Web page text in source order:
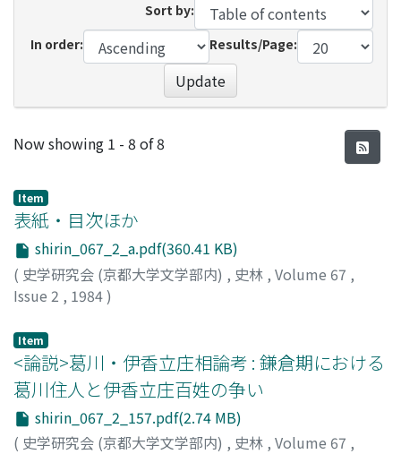
Sort by:
In order:
Results/Page:
Update
Recent Submissions
Now showing 1 - 8 of 8
Item
表紙・目次ほか
shirin_067_2_a.pdf(360.41 KB)
( 史学研究会 (京都大学文学部内) , 史林 , Volume 67 ,
Issue 2 , 1984)
Item
<論説>葛川・伊香立庄相論考 : 鎌倉期における
葛川住人と伊香立庄百姓の争い
shirin_067_2_157.pdf(2.74 MB)
( 史学研究会 (京都大学文学部内) , 史林 , Volume 67 ,